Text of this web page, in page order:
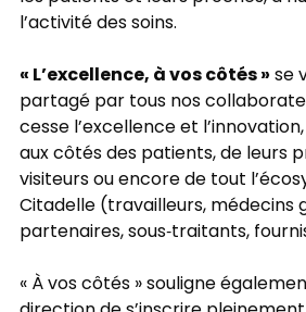
l’activité des soins.
« L’excellence, à vos côtés »se
partagé par tous nos
cesse l’excellence et
aux côtés des patients, de leurs
visiteurs ou encore de tout
Citadelle (travailleurs, médecins
partenaires, sous‐traitants,
« À vos côtés » souligne